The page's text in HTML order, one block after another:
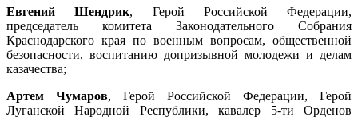
Евгений Шендрик, Герой Российской Федерации,
председатель комитета Законодательного Собрания
Краснодарского края по военным вопросам, общественной
безопасности, воспитанию допризывной молодежи и делам
казачества;
Артем Чумаров, Герой Российской Федерации, Герой
Луганской Народной Республики, кавалер 5-ти Орденов